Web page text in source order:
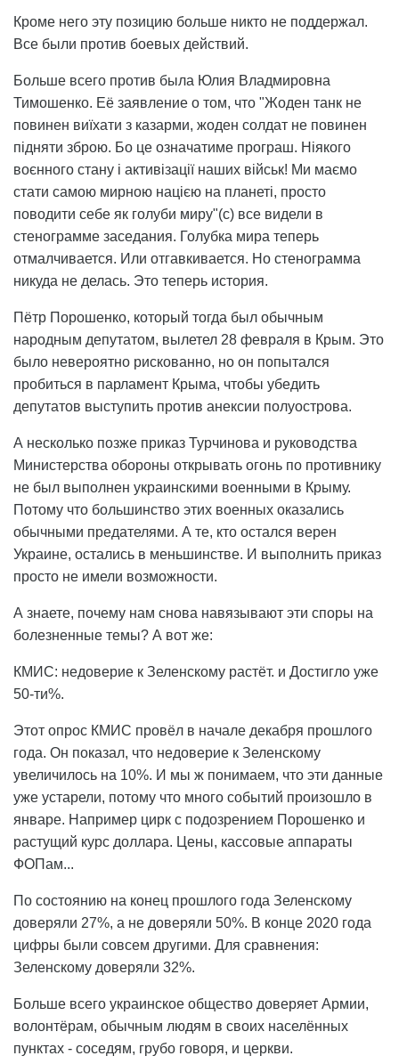
Кроме него эту позицию больше никто не поддержал.
Все были против боевых действий.
Больше всего против была Юлия Владмировна
Тимошенко. Её заявление о том, что "Жоден танк не
повинен виїхати з казарми, жоден солдат не повинен
підняти зброю. Бо це означатиме програш. Ніякого
воєнного стану і активізації наших військ! Ми маємо
стати самою мирною нацією на планеті, просто
поводити себе як голуби миру"(с) все видели в
стенограмме заседания. Голубка мира теперь
отмалчивается. Или отгавкивается. Но стенограмма
никуда не делась. Это теперь история.
Пётр Порошенко, который тогда был обычным
народным депутатом, вылетел 28 февраля в Крым. Это
было невероятно рискованно, но он попытался
пробиться в парламент Крыма, чтобы убедить
депутатов выступить против анексии полуострова.
А несколько позже приказ Турчинова и руководства
Министерства обороны открывать огонь по противнику
не был выполнен украинскими военными в Крыму.
Потому что большинство этих военных оказались
обычными предателями. А те, кто остался верен
Украине, остались в меньшинстве. И выполнить приказ
просто не имели возможности.
А знаете, почему нам снова навязывают эти споры на
болезненные темы? А вот же:
КМИС: недоверие к Зеленскому растёт. и Достигло уже
50-ти%.
Этот опрос КМИС провёл в начале декабря прошлого
года. Он показал, что недоверие к Зеленскому
увеличилось на 10%. И мы ж понимаем, что эти данные
уже устарели, потому что много событий произошло в
январе. Например цирк с подозрением Порошенко и
растущий курс доллара. Цены, кассовые аппараты
ФОПам...
По состоянию на конец прошлого года Зеленскому
доверяли 27%, а не доверяли 50%. В конце 2020 года
цифры были совсем другими. Для сравнения:
Зеленскому доверяли 32%.
Больше всего украинское общество доверяет Армии,
волонтёрам, обычным людям в своих населённых
пунктах - соседям, грубо говоря, и церкви.